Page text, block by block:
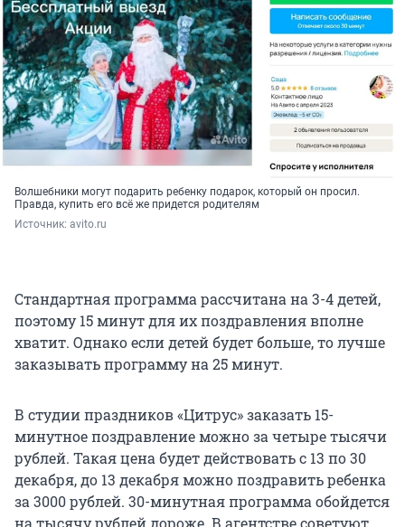
Волшебники могут подарить ребенку подарок, который он просил.
Правда, купить его всё же придется родителям
Источник: avito.ru
Стандартная программа рассчитана на 3-4 детей,
поэтому 15 минут для их поздравления вполне
хватит. Однако если детей будет больше, то лучше
заказывать программу на 25 минут.
В студии праздников «Цитрус» заказать 15-
минутное поздравление можно за четыре тысячи
рублей. Такая цена будет действовать с 13 по 30
декабря, до 13 декабря можно поздравить ребенка
за 3000 рублей. 30-минутная программа обойдется